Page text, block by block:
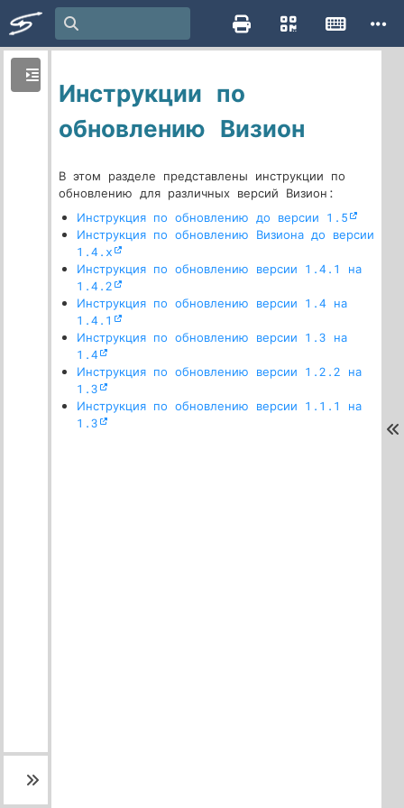
Инструкции по
обновлению Визион
В этом разделе представлены инструкции по
обновлению для различных версий Визион:
Инструкция по обновлению до версии 1.5
Инструкция по обновлению Визиона до версии
1.4.x
Инструкция по обновлению версии 1.4.1 на
1.4.2
Инструкция по обновлению версии 1.4 на
1.4.1
Инструкция по обновлению версии 1.3 на
1.4
Инструкция по обновлению версии 1.2.2 на
1.3
Инструкция по обновлению версии 1.1.1 на
1.3